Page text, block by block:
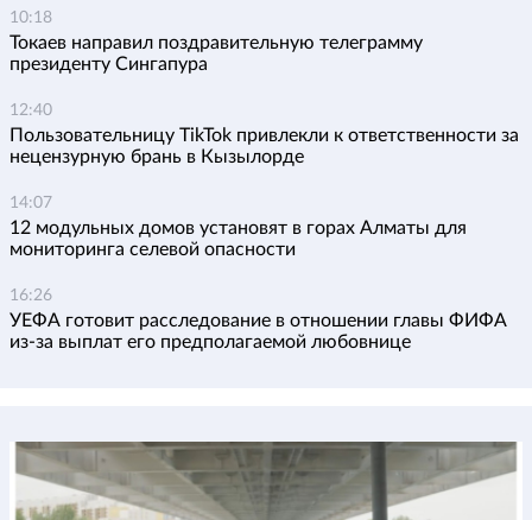
10:18
Токаев направил поздравительную телеграмму
президенту Сингапура
12:40
Пользовательницу TikTok привлекли к ответственности за
нецензурную брань в Кызылорде
14:07
12 модульных домов установят в горах Алматы для
мониторинга селевой опасности
16:26
УЕФА готовит расследование в отношении главы ФИФА
из-за выплат его предполагаемой любовнице